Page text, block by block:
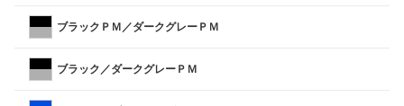
ブラックＰＭ／ダークグレーＰＭ
ブラック／ダークグレーＰＭ